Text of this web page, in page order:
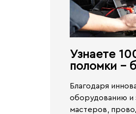
Узнаете
поломки -
Благодаря
оборудованию и
мастеров,